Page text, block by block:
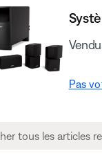
Pas